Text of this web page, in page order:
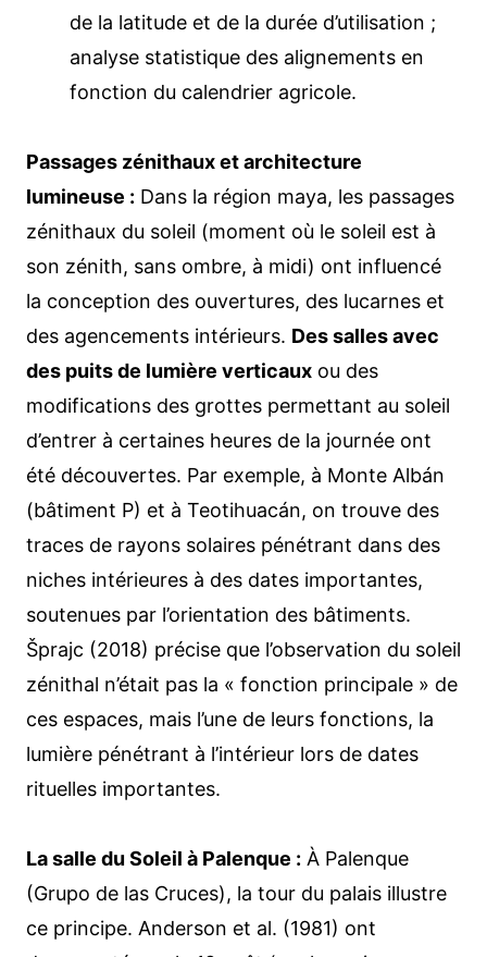
de la latitude et de la durée d’utilisation ;
analyse statistique des alignements en
fonction du calendrier agricole.
Passages zénithaux et architecture
lumineuse : Dans la région maya, les passages
zénithaux du soleil (moment où le soleil est à
son zénith, sans ombre, à midi) ont influencé
la conception des ouvertures, des lucarnes et
des agencements intérieurs. Des salles avec
des puits de lumière verticaux ou des
modifications des grottes permettant au soleil
d’entrer à certaines heures de la journée ont
été découvertes. Par exemple, à Monte Albán
(bâtiment P) et à Teotihuacán, on trouve des
traces de rayons solaires pénétrant dans des
niches intérieures à des dates importantes,
soutenues par l’orientation des bâtiments.
Šprajc (2018) précise que l’observation du soleil
zénithal n’était pas la « fonction principale » de
ces espaces, mais l’une de leurs fonctions, la
lumière pénétrant à l’intérieur lors de dates
rituelles importantes.
La salle du Soleil à Palenque : À Palenque
(Grupo de las Cruces), la tour du palais illustre
ce principe. Anderson et al. (1981) ont